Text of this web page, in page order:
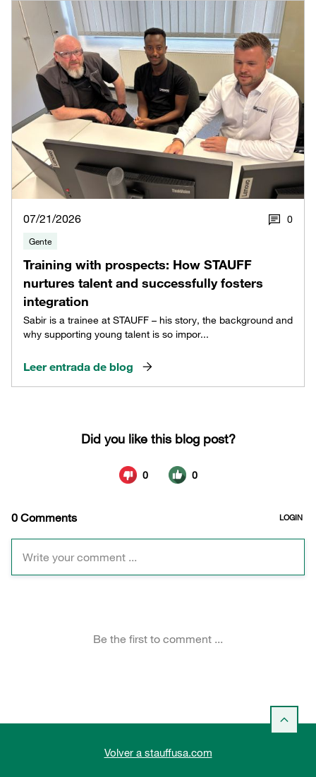
07/21/2026 0
Gente
Training with prospects: How STAUFF
nurtures talent and successfully fosters
integration
Sabir is a trainee at STAUFF – his story, the background and
why supporting young talent is so impor...
Leer entrada de blog
Volver a stauffusa.com